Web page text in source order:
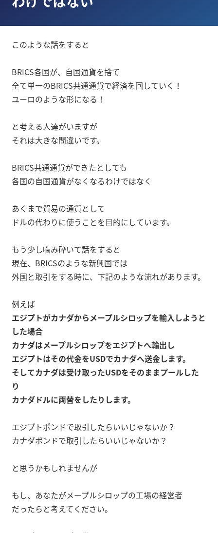
このような話をすると
BRICS各国が、自国通貨を捨て
全て単一のBRICS共通通貨で経済を回していく！
ユーロのような形になる！
と考える人達がいますが
それは大きな間違いです。
BRICS共通通貨ができたとしても
各国の自国通貨がなくなるわけではなく
あくまで貿易の通貨として
ドルの代わりに使うことを目的にしています。
もう少し噛み砕いて話をすると
現在、BRICSのような新興国では
外国と取引をする時に、下記のような流れがあります。
例えば
エジプトがカナダからメープルシロップを輸入しようと
した場合
カナダはメープルシロップをエジプトへ輸出し
エジプトはその代金をUSDでカナダへ送金します。
そしてカナダは受け取ったUSDをそのままプールした
り
カナダドルに両替をしたりします。
エジプトポンドで取引したらいいじゃないか？
カナダポンドで取引したらいいじゃないか？
と思うかもしれませんが
もし、あなたがメープルシロップの工場の経営者
だったらと考えてください。